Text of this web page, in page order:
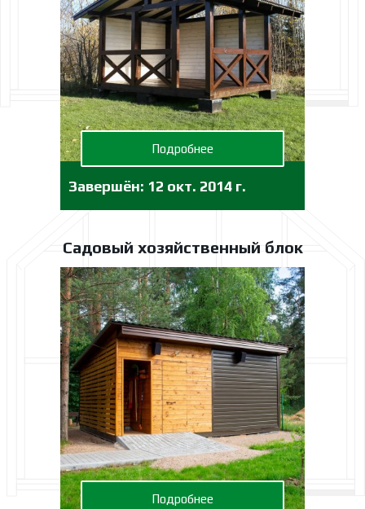
Садовый хозяйственный блок
Подробнее
Завершён: 12 окт. 2014 г.
Подробнее